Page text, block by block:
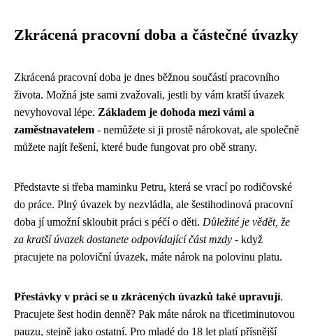
Zkrácená pracovní doba a částečné úvazky
Zkrácená pracovní doba je dnes běžnou součástí pracovního
života. Možná jste sami zvažovali, jestli by vám kratší úvazek
nevyhovoval lépe. Základem je dohoda mezi vámi a
zaměstnavatelem - nemůžete si ji prostě nárokovat, ale společně
můžete najít řešení, které bude fungovat pro obě strany.
Představte si třeba maminku Petru, která se vrací po rodičovské
do práce. Plný úvazek by nezvládla, ale šestihodinová pracovní
doba jí umožní skloubit práci s péčí o děti. Důležité je vědět, že
za kratší úvazek dostanete odpovídající část mzdy - když
pracujete na poloviční úvazek, máte nárok na polovinu platu.
Přestávky v práci se u zkrácených úvazků také upravují.
Pracujete šest hodin denně? Pak máte nárok na třicetiminutovou
pauzu, stejně jako ostatní. Pro mladé do 18 let platí přísnější